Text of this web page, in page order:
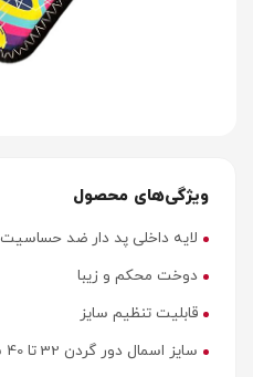
ویژگی‌های محصول
لایه داخلی پد دار ضد حساسیت
دوخت محکم و زیبا
قابلیت تنظیم سایز
سایز اسمال دور گردن 32 تا 40 سانت